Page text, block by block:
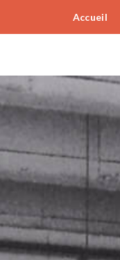
Accueil